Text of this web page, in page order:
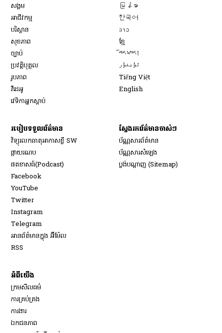
សង្គម
អាជីវកម្ម
បរិស្ថាន
សុខភាព
ច្បាប់
ប្រវត្តិបុគ្គល
រូបភាព
វីដេអូ
វេទិកា​អ្នក​ស្ដាប់
မြန်မာ
한국어
ລາວ
ខ្មែ
བོད་སྐད།
ئۇيغۇر
Tiếng Việt
English
របៀប​ទទួល​ព័ត៌មាន​
វិទ្យុ​រលក​ធាតុអាកាស​ខ្លី SW
​ផ្កាយ​រណប
​ផតខាសធ៍(Podcast)
Facebook
YouTube
Twitter
Instagram
Telegram
អានព័ត៌មានក្នុង អ៊ីម៉ែល
RSS
ស្វែងរកព័ត៌មានចាស់ៗ
ប័ណ្ណសារ​ព័ត៌មាន​
ប័ណ្ណសារ​សំឡេង
ប្លង់បណ្តាញ (Sitemap)
អំពីយើង
ក្រមសីលធម៌
ការគ្រប់គ្រង
ការងារ
ឯកជនភាព